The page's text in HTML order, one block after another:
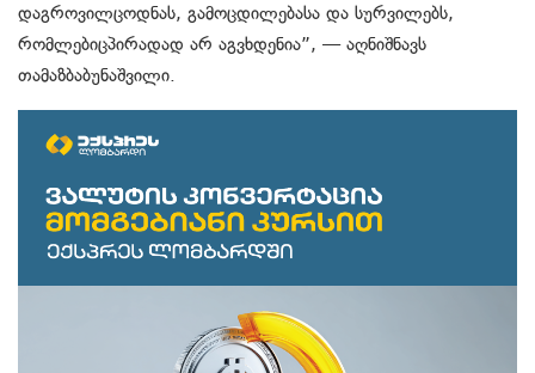
დაგროვილცოდნას, გამოცდილებასა და სურვილებს,
რომლებიცპირადად არ აგვხდენია”, — აღნიშნავს
თამაზბაბუნაშვილი.